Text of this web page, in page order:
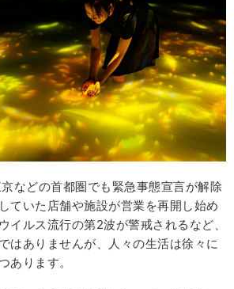
などの首都圏でも緊急事態宣言が解除
ていた店舗や施設が営業を再開し始め
イルス流行の第2波が警戒されるなど、
はありませんが、人々の生活は徐々に
あります。